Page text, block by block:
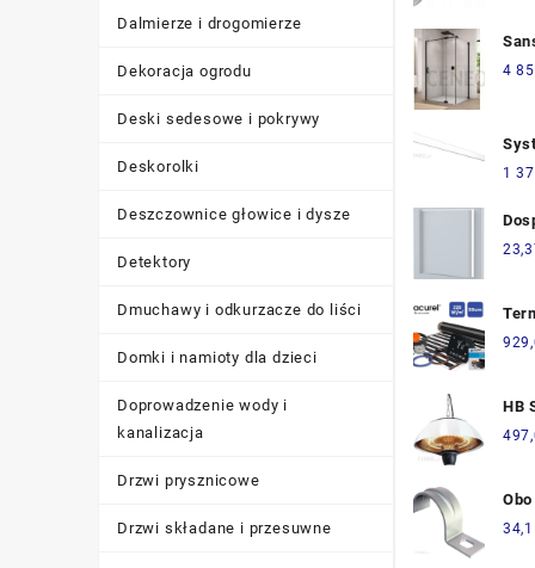
Dalmierze i drogomierze
Dekoracja ogrodu
Deski sedesowe i pokrywy
Deskorolki
Deszczownice głowice i dysze
Detektory
Dmuchawy i odkurzacze do liści
Domki i namioty dla dzieci
Doprowadzenie wody i
kanalizacja
Drzwi prysznicowe
Drzwi składane i przesuwne
4
1
300
HB